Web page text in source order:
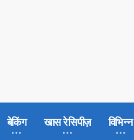
बेकिंग खास रेसिपीज़ विभिन्न